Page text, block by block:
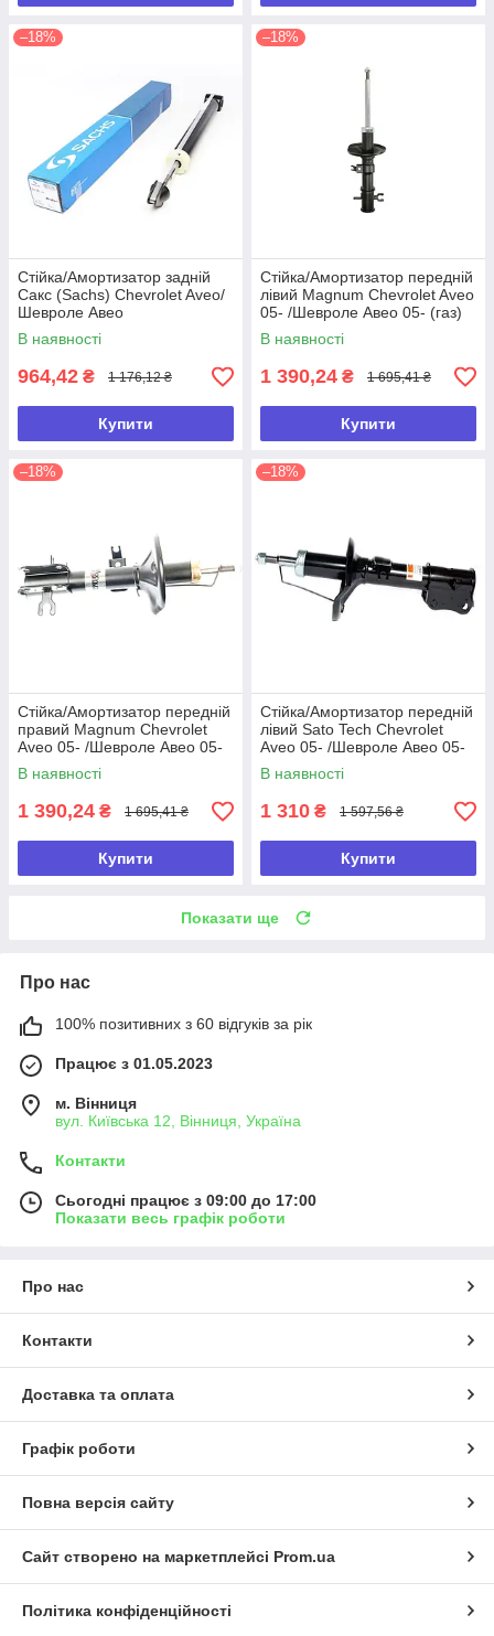
–18%
Стійка/Амортизатор задній
Сакс (Sachs) Chevrolet Aveo/
Шевроле Авео
В наявності
964,42 ₴ 1 176,12 ₴
Купити
–18%
Стійка/Амортизатор передній
лівий Magnum Chevrolet Aveo
05- /Шевроле Авео 05- (газ)
В наявності
1 390,24 ₴ 1 695,41 ₴
Купити
–18%
Стійка/Амортизатор передній
правий Magnum Chevrolet
Aveo 05- /Шевроле Авео 05-
(газ)
В наявності
1 390,24 ₴ 1 695,41 ₴
Купити
–18%
Стійка/Амортизатор передній
лівий Sato Tech Chevrolet
Aveo 05- /Шевроле Авео 05-
(газ)
В наявності
1 310 ₴ 1 597,56 ₴
Купити
Показати ще
Про нас
100% позитивних з 60 відгуків за рік
Працює з 01.05.2023
м. Вінниця
вул. Київська 12, Вінниця, Україна
Контакти
Сьогодні працює з 09:00 до 17:00
Показати весь графік роботи
Про нас
Контакти
Доставка та оплата
Графік роботи
Повна версія сайту
Сайт створено на маркетплейсі Prom.ua
Політика конфіденційності